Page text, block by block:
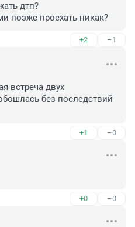
дтп?
позже проехать никак?
+2 –1
встреча двух
без последствий
+1 –0
+0 –0